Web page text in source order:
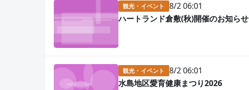
観光・イベント
8/2 06:01
ハートランド倉敷(秋)開催のお知らせ
観光・イベント
8/2 06:01
水島地区愛育健康まつり2026